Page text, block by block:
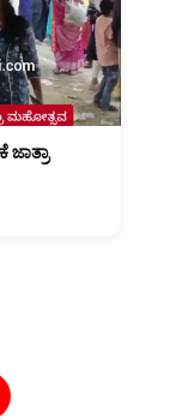
ಜಾತ್ರಾ